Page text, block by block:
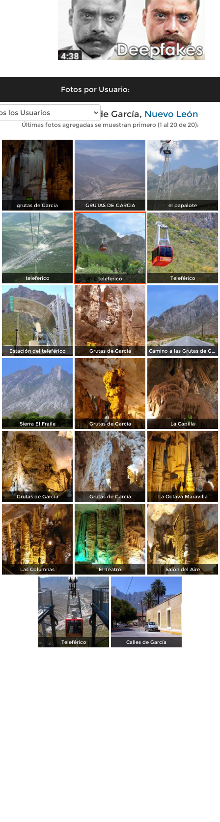
Fotos por Usuario:
Fotos modernas de García, Nuevo León
Últimas fotos agregadas se muestran primero (1 al 20 de 20):
grutas de García GRUTAS DE GARCIA el papalote
teleferico teleferico Teleférico
Estación del teleférico Grutas de García Camino a las Grutas de García
Sierra El Fraile Grutas de García La Capilla
Grutas de García Grutas de García La Octava Maravilla
Las Columnas El Teatro Salón del Aire
Teleférico Calles de García